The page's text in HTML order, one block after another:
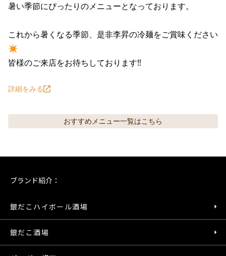
暑い季節にぴったりのメニューとなっております。
これから暑くなる季節、是非李昇の冷麺をご賞味ください
✴︎
皆様のご来店をお待ちしております‼︎
詳細をみる
おすすめメニュー一覧はこちら
ブランド紹介：
銀だこハイボール酒場
銀だこ酒場